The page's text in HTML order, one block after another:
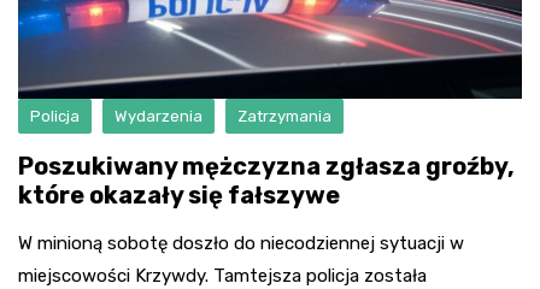
Policja Wydarzenia Zatrzymania
Poszukiwany mężczyzna zgłasza groźby,
które okazały się fałszywe
W minioną sobotę doszło do niecodziennej sytuacji w
miejscowości Krzywdy. Tamtejsza policja została